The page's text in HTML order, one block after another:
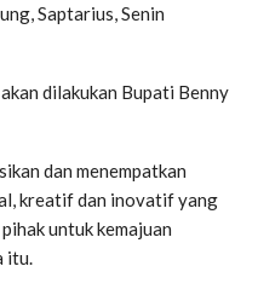
Saptarius, Senin
dilakukan Bupati Benny
dan menempatkan
kreatif dan inovatif yang
untuk kemajuan
itu.